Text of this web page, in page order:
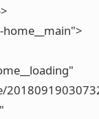
home__main">
home__loading"